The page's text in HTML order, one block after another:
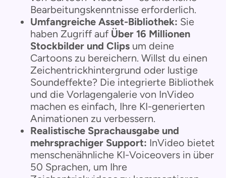
Bearbeitungskenntnisse erforderlich.
Umfangreiche Asset-Bibliothek: Sie
haben Zugriff auf Über 16 Millionen
Stockbilder und Clips um deine
Cartoons zu bereichern. Willst du einen
Zeichentrickhintergrund oder lustige
Soundeffekte? Die integrierte Bibliothek
und die Vorlagengalerie von InVideo
machen es einfach, Ihre KI-generierten
Animationen zu verbessern.
Realistische Sprachausgabe und
mehrsprachiger Support: InVideo bietet
menschenähnliche KI-Voiceovers in über
50 Sprachen, um Ihre